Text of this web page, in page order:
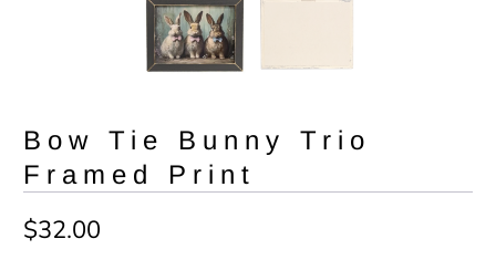
Bow Tie Bunny Trio
Framed Print
$32.00